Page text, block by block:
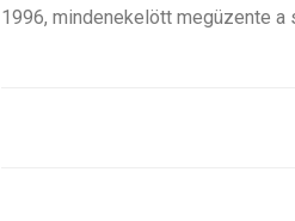
1996, mindenekelött megüzente a